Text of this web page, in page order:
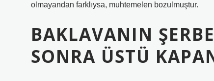
olmayandan farklıysa, muhtemelen bozulmuştur.
BAKLAVANIN
SONRA ÜSTÜ